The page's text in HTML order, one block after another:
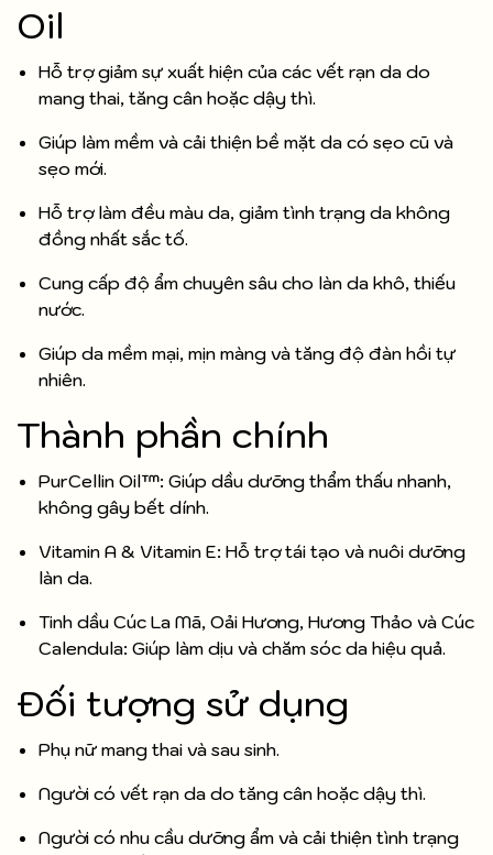
Oil
Hỗ trợ giảm sự xuất hiện của các vết rạn da do
mang thai, tăng cân hoặc dậy thì.
Giúp làm mềm và cải thiện bề mặt da có sẹo cũ và
sẹo mới.
Hỗ trợ làm đều màu da, giảm tình trạng da không
đồng nhất sắc tố.
Cung cấp độ ẩm chuyên sâu cho làn da khô, thiếu
nước.
Giúp da mềm mại, mịn màng và tăng độ đàn hồi tự
nhiên.
Thành phần chính
PurCellin Oil™: Giúp dầu dưỡng thẩm thấu nhanh,
không gây bết dính.
Vitamin A & Vitamin E: Hỗ trợ tái tạo và nuôi dưỡng
làn da.
Tinh dầu Cúc La Mã, Oải Hương, Hương Thảo và Cúc
Calendula: Giúp làm dịu và chăm sóc da hiệu quả.
Đối tượng sử dụng
Phụ nữ mang thai và sau sinh.
Người có vết rạn da do tăng cân hoặc dậy thì.
Người có nhu cầu dưỡng ẩm và cải thiện tình trạng